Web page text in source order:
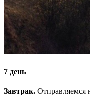
7 день
Завтрак. Отправляемся